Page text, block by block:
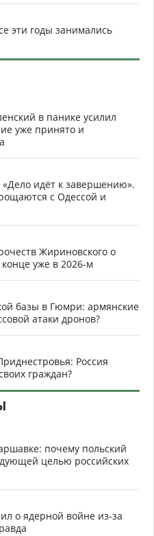
эти годы занимались
в панике усилил
уже принято и
идёт к завершению».
с Одессой и
Жириновского о
уже в 2026-м
базы в Гюмри: армянские
атаки дронов?
Россия
граждан?
почему польский
целью российских
о ядерной войне из-за